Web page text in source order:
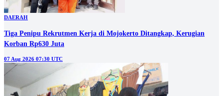
DAERAH
Tiga Penipu Rekrutmen Kerja di Mojokerto Ditangkap, Kerugian
Korban Rp630 Juta
07 Aug 2026 07:30 UTC